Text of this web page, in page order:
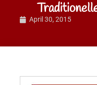
April 30, 2015